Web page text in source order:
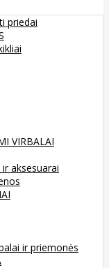
priedai
VIRBALAI
aksesuarai
ir priemonės